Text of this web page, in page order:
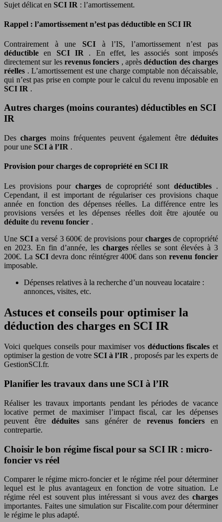
Sujet délicat en SCI IR : l’amortissement.
Rappel : l’amortissement n’est pas déductible en SCI IR
Contrairement à une SCI à l’IS, l’amortissement n’est pas
déductibleen SCI IR . En effet, les associés sont imposés
directement sur les revenus fonciers , aprèsdéduction des charges
réelles . L’amortissement est une charge comptable non décaissable,
qui n’est pas prise en compte pour le calcul du revenu imposable en
SCI IR .
Autres charges (moins courantes) déductibles en SCI
IR
Descharges moins fréquentes peuvent également êtredéduites
pour une SCI à l’IR .
Provision pour charges de copropriété en SCI IR
Les provisions pour charges de copropriété sontdéductibles .
Cependant, il est important de régulariser ces provisions chaque
année en fonction des dépenses réelles. La différence entre les
provisions versées et les dépenses réelles doit être ajoutée ou
déduite du revenu foncier .
Une SCIa versé 3 600€ de provisions pour chargesde copropriété
en 2023. En fin d’année, les chargesréelles se sont élevées à 3
200€. La SCI devra donc réintégrer 400€ dans sonrevenu foncier
imposable.
Dépenses relatives à la recherche d’un nouveau locataire :
annonces, visites, etc.
Astuces et conseils pour optimiser la
déduction des charges en SCI IR
Voici quelques conseils pour maximiser vos déductions fiscales et
optimiser la gestion de votre SCI à l’IR , proposés par les experts de
GestionSCI.fr.
Planifier les travaux dans une SCI à l’IR
Réaliser les travaux importants pendant les périodes de vacance
locative permet de maximiser l’impact fiscal, car les dépenses
peuvent êtredéduites sans générer de revenus fonciers en
contrepartie.
Choisir le bon régime fiscal pour sa SCI IR : micro-
foncier vs réel
Comparer le régime micro-foncier et le régime réel pour déterminer
lequel est le plus avantageux en fonction de votre situation. Le
régime réel est souvent plus intéressant si vous avez des charges
importantes. Faites une simulation sur Fiscalite.com pour déterminer
le régime le plus adapté.